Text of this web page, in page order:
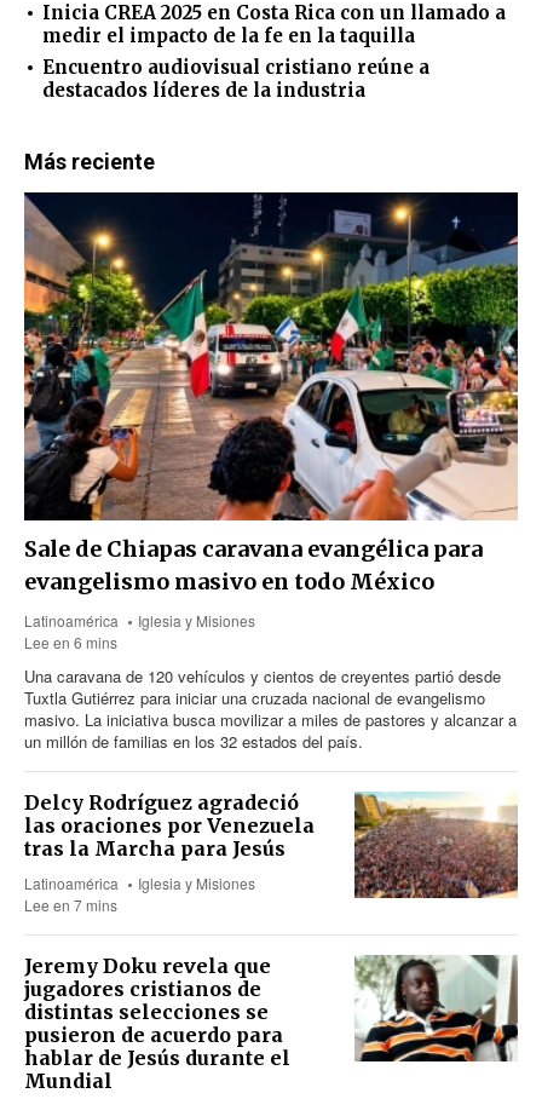
Inicia CREA 2025 en Costa Rica con un llamado a
medir el impacto de la fe en la taquilla
Encuentro audiovisual cristiano reúne a
destacados líderes de la industria
Más reciente
Sale de Chiapas caravana evangélica para
evangelismo masivo en todo México
Latinoamérica
Iglesia y Misiones
Lee en 6 mins
Una caravana de 120 vehículos y cientos de creyentes partió desde
Tuxtla Gutiérrez para iniciar una cruzada nacional de evangelismo
masivo. La iniciativa busca movilizar a miles de pastores y alcanzar a
un millón de familias en los 32 estados del país.
Delcy Rodríguez agradeció
las oraciones por Venezuela
tras la Marcha para Jesús
Latinoamérica
Iglesia y Misiones
Lee en 7 mins
Jeremy Doku revela que
jugadores cristianos de
distintas selecciones se
pusieron de acuerdo para
hablar de Jesús durante el
Mundial